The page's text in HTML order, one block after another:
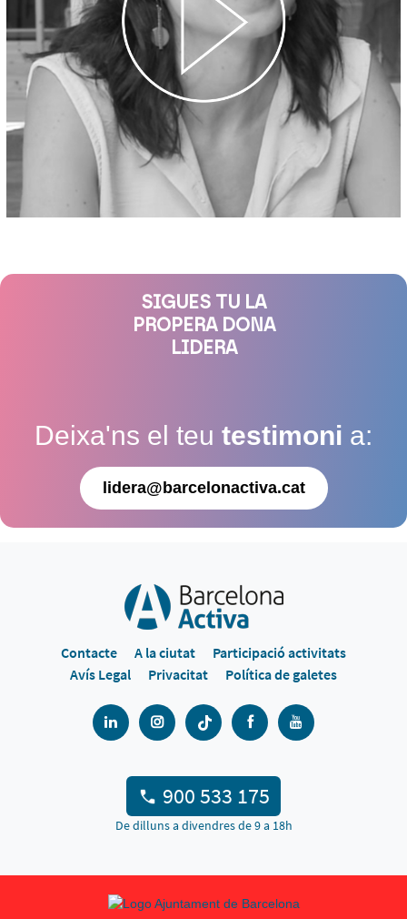
SIGUES TU LA
PROPERA DONA
LIDERA
Deixa'ns el teu testimoni a:
lidera@barcelonactiva.cat
Contacte A la ciutat
Participació activitats
Avís Legal
Privacitat Política de galetes
900 533 175
De dilluns a divendres de 9 a 18h